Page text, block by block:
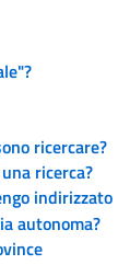
ricercare?
ricerca?
indirizzato
autonoma?